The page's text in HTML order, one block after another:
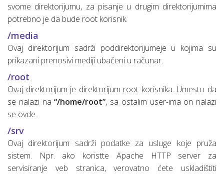
svome direktorijumu, za pisanje u drugim direktorijumima
potrebno je da bude root korisnik.
/media
Ovaj direktorijum sadrži poddirektorijumeje u kojima su
prikazani prenosivi mediji ubačeni u računar.
/root
Ovaj direktorijum je direktorijum root korisnika. Umesto da
se nalazi na“/home/root”, sa ostalim user-ima on nalazi
se ovde.
/srv
Ovaj direktorijum sadrži podatke za usluge koje pruža
sistem. Npr. ako koristte Apache HTTP server za
servisiranje veb stranica, verovatno ćete uskladištiti